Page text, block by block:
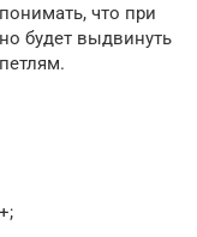
что при
будет выдвинуть